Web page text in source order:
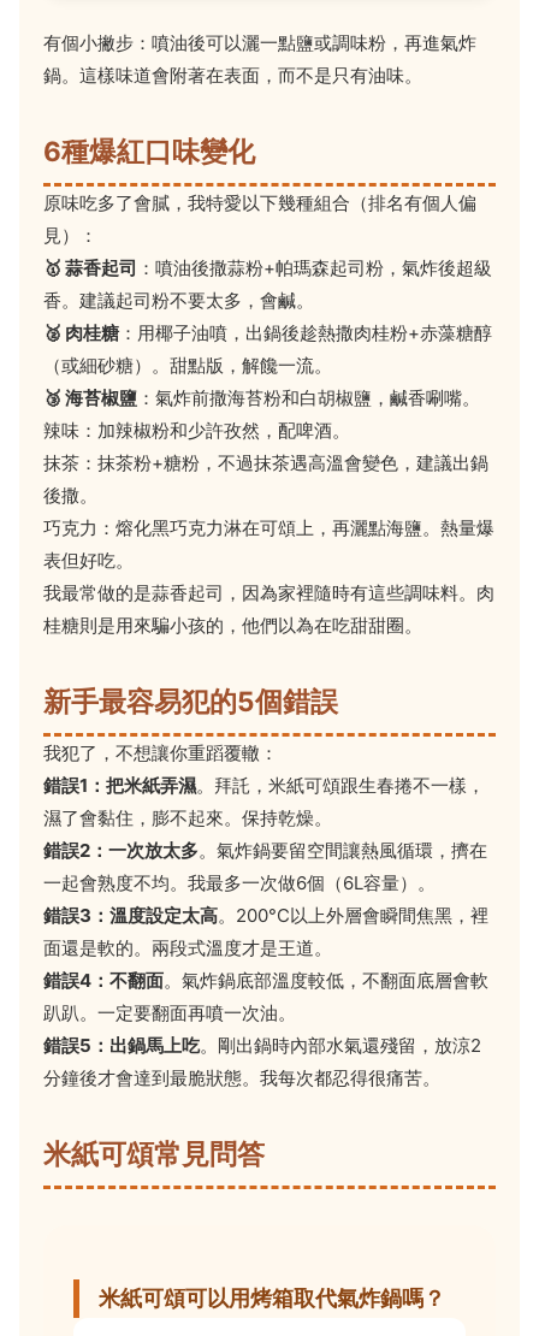
有個小撇步：噴油後可以灑一點鹽或調味粉，再進氣炸
鍋。這樣味道會附著在表面，而不是只有油味。
6種爆紅口味變化
原味吃多了會膩，我特愛以下幾種組合（排名有個人偏
見）：
🥇 蒜香起司 ：噴油後撒蒜粉+帕瑪森起司粉，氣炸後超級
香。建議起司粉不要太多，會鹹。
🥈 肉桂糖 ：用椰子油噴，出鍋後趁熱撒肉桂粉+赤藻糖醇
（或細砂糖）。甜點版，解饞一流。
🥉 海苔椒鹽 ：氣炸前撒海苔粉和白胡椒鹽，鹹香唰嘴。
辣味：加辣椒粉和少許孜然，配啤酒。
抹茶：抹茶粉+糖粉，不過抹茶遇高溫會變色，建議出鍋
後撒。
巧克力：熔化黑巧克力淋在可頌上，再灑點海鹽。熱量爆
表但好吃。
我最常做的是蒜香起司，因為家裡隨時有這些調味料。肉
桂糖則是用來騙小孩的，他們以為在吃甜甜圈。
新手最容易犯的5個錯誤
我犯了，不想讓你重蹈覆轍：
錯誤1：把米紙弄濕。拜託，米紙可頌跟生春捲不一樣，
濕了會黏住，膨不起來。保持乾燥。
錯誤2：一次放太多。氣炸鍋要留空間讓熱風循環，擠在
一起會熟度不均。我最多一次做6個（6L容量）。
錯誤3：溫度設定太高。200°C以上外層會瞬間焦黑，裡
面還是軟的。兩段式溫度才是王道。
錯誤4：不翻面。氣炸鍋底部溫度較低，不翻面底層會軟
趴趴。一定要翻面再噴一次油。
錯誤5：出鍋馬上吃。剛出鍋時內部水氣還殘留，放涼2
分鐘後才會達到最脆狀態。我每次都忍得很痛苦。
米紙可頌常見問答
米紙可頌可以用烤箱取代氣炸鍋嗎？